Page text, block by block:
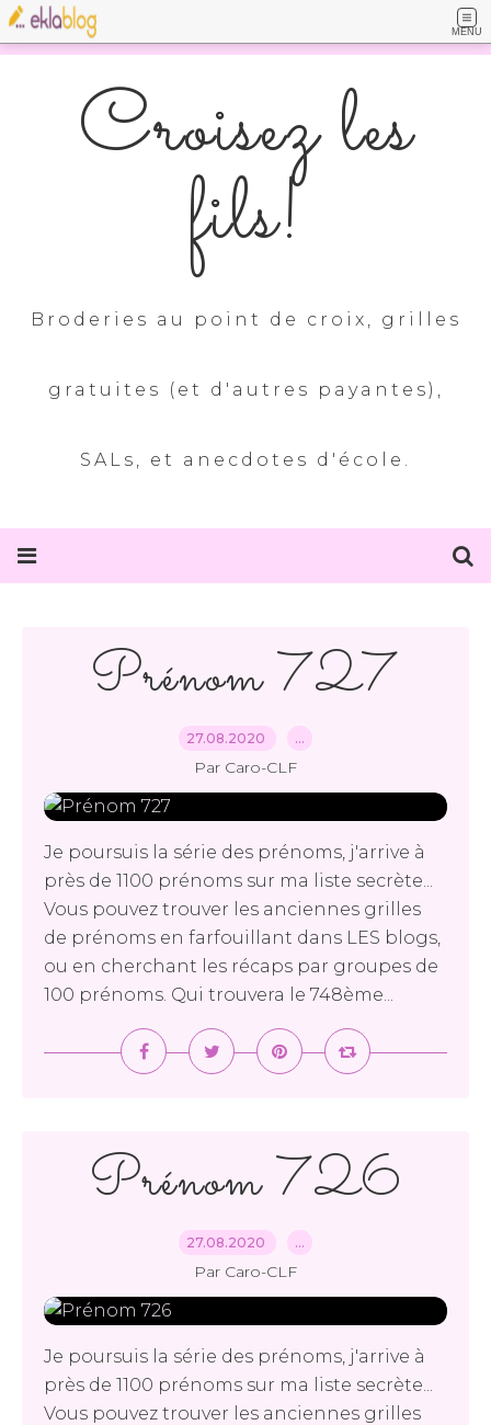
MENU
Croisez les
fils!
Broderies au point de croix, grilles
gratuites (et d'autres payantes),
SALs, et anecdotes d'école.
Prénom 727
27.08.2020 …
Par Caro-CLF
Je poursuis la série des prénoms, j'arrive à
près de 1100 prénoms sur ma liste secrète...
Vous pouvez trouver les anciennes grilles
de prénoms en farfouillant dans LES blogs,
ou en cherchant les récaps par groupes de
100 prénoms. Qui trouvera le 748ème...
Prénom 726
27.08.2020 …
Par Caro-CLF
Je poursuis la série des prénoms, j'arrive à
près de 1100 prénoms sur ma liste secrète...
Vous pouvez trouver les anciennes grilles